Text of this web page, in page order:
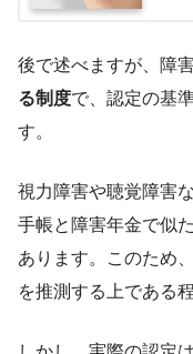
後で述べますが、障
る制度で、認定の基
す。
視力障害や聴覚障害
手帳と障害年金で似
あります。このため
を推測する上である